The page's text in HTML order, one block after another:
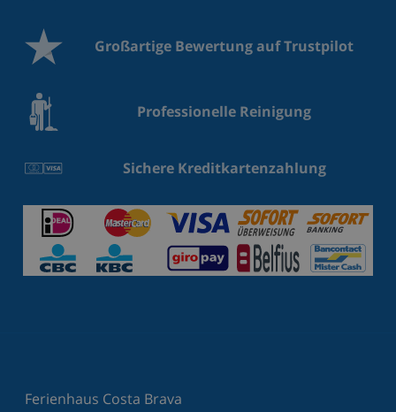
Großartige Bewertung auf Trustpilot
Professionelle Reinigung
Sichere Kreditkartenzahlung
Ferienhaus Costa Brava